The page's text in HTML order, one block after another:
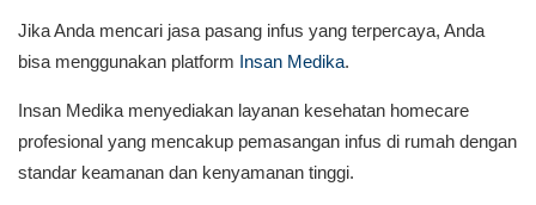
Jika Anda mencari jasa pasang infus yang terpercaya, Anda
bisa menggunakan platform Insan Medika.
Insan Medika menyediakan layanan kesehatan homecare
profesional yang mencakup pemasangan infus di rumah dengan
standar keamanan dan kenyamanan tinggi.